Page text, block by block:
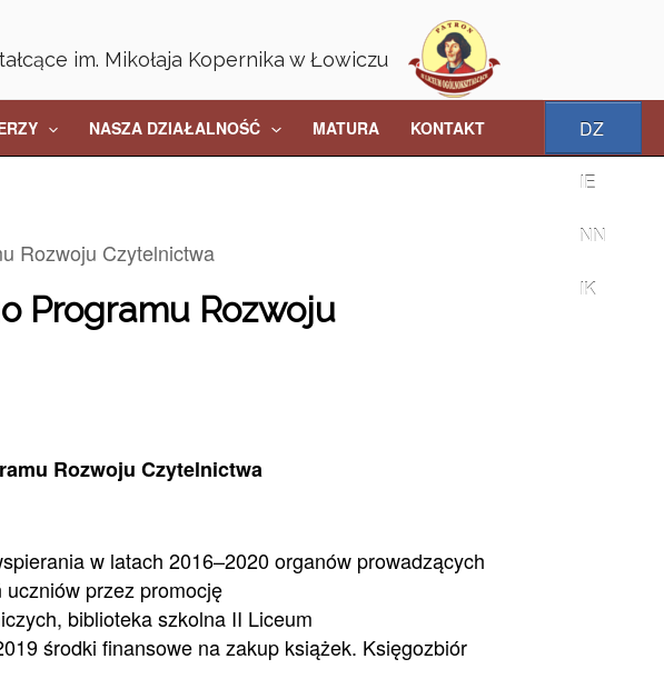
im. Mikołaja Kopernika w Łowiczu
NASZA DZIAŁALNOŚĆ MATURA KONTAKT DZ
IE
NN
IK
Rozwoju Czytelnictwa
Programu Rozwoju
Rozwoju Czytelnictwa
w latach 2016–2020 organów prowadzących
przez promocję
biblioteka szkolna II Liceum
środki finansowe na zakup książek. Księgozbiór